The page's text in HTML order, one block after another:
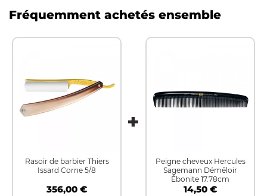
Fréquemment achetés ensemble
Rasoir de barbier Thiers
Issard Corne 5/8
356,00 €
Peigne cheveux Hercules
Sagemann Démêloir
Ébonite 17.78cm
14,50 €